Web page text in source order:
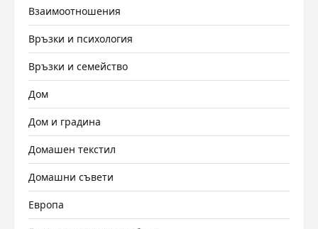
Взаимоотношения
Връзки и психология
Връзки и семейство
Дом
Дом и градина
Домашен текстил
Домашни съвети
Европа